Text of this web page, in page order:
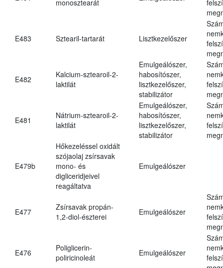
monosztearát
E483 Sztearil-tartarát Lisztkezelőszer
E482
Kalcium-sztearoil-2-
laktilát
Emulgeálószer,
habosítószer,
lisztkezelőszer,
stabilizátor
E481
Nátrium-sztearoil-2-
laktilát
Emulgeálószer,
habosítószer,
lisztkezelőszer,
stabilizátor
E479b
Hőkezeléssel oxidált
szójaolaj zsírsavak
mono- és
digliceridjeivel
reagáltatva
Emulgeálószer
E477
Zsírsavak propán-
1,2-diol-észterei
Emulgeálószer
E476
Poliglicerin-
poliricinoleát
Emulgeálószer